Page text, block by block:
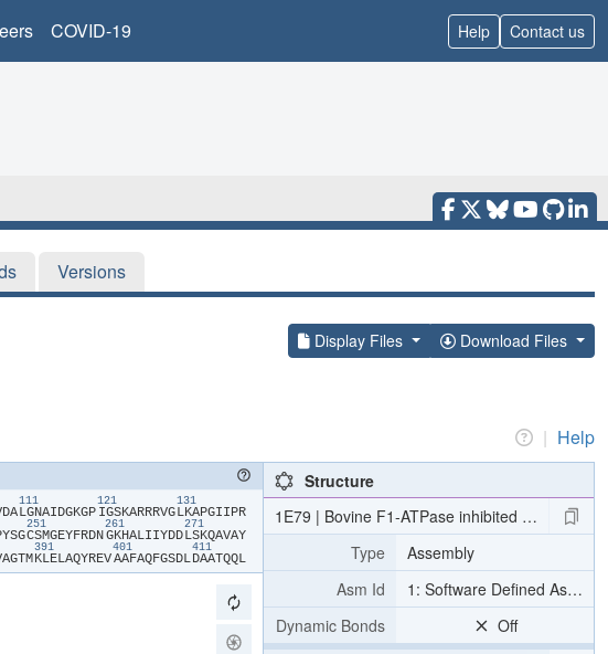
COVID-19 Help Contact us
Versions
Display Files Download Files
| Help
​D​​A​
111
​L​​G​​N​​A​​I​​D​​G​​K​​G​​P​
121
​I​​G​​S​​K​​A​​R​​R​​R​​V​​G​
131
​L​​K​​A​​P​​G​​I​​I​​P​​R​
​Y​​S​​G​
251
​C​​S​​M​​G​​E​​Y​​F​​R​​D​​N​
261
​G​​K​​H​​A​​L​​I​​I​​Y​​D​​D​
271
​L​​S​​K​​Q​​A​​V​​A​​Y​
​A​​G​​T​​M​
391
​K​​L​​E​​L​​A​​Q​​Y​​R​​E​​V​
401
​A​​A​​F​​A​​Q​​F​​G​​S​​D​​L​
411
​D​​A​​A​​T​​Q​​Q​​L​
Structure
1E79 | Bovine F1-ATPase inhibited by DCCD
Type
Assembly
Asm Id
1: Software Defined
Dynamic Bonds
Off